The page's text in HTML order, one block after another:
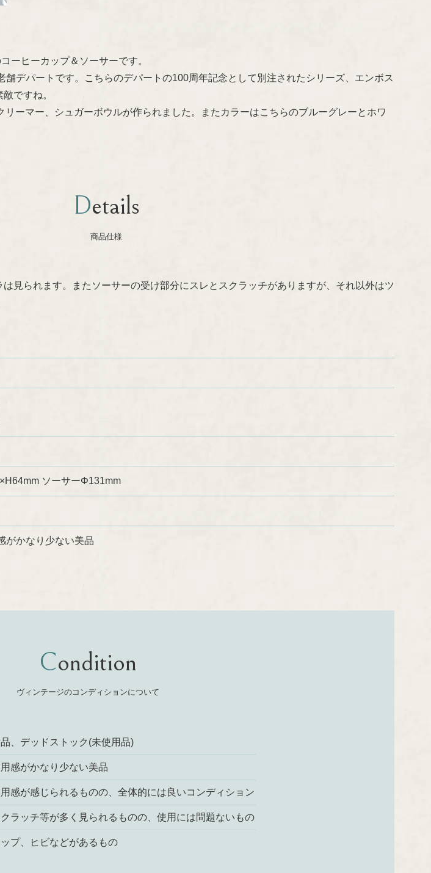
ーヒーカップ＆ソーサーです。
デパートです。こちらのデパートの100周年記念として別注されたシリーズ、エンボス
ですね。
ーマー、シュガーボウルが作られました。またカラーはこちらのブルーグレーとホワ
Details
商品仕様
見られます。またソーサーの受け部分にスレとスクラッチがありますが、それ以外はツ
ソーサーΦ131mm
かなり少ない美品
Condition
ヴィンテージのコンディションについて
、デッドストック(未使用品)
感がかなり少ない美品
感が感じられるものの、全体的には良いコンディション
クラッチ等が多く見られるものの、使用には問題ないもの
プ、ヒビなどがあるもの